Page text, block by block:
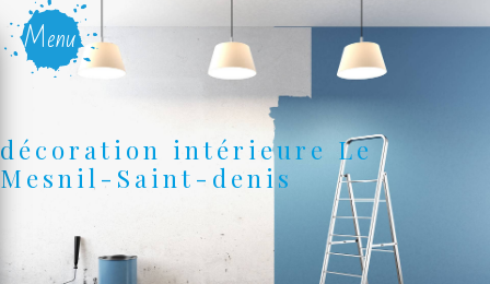
Menu
décoration intérieure Le
Mesnil-Saint-denis
Panneau de gestion des cookies